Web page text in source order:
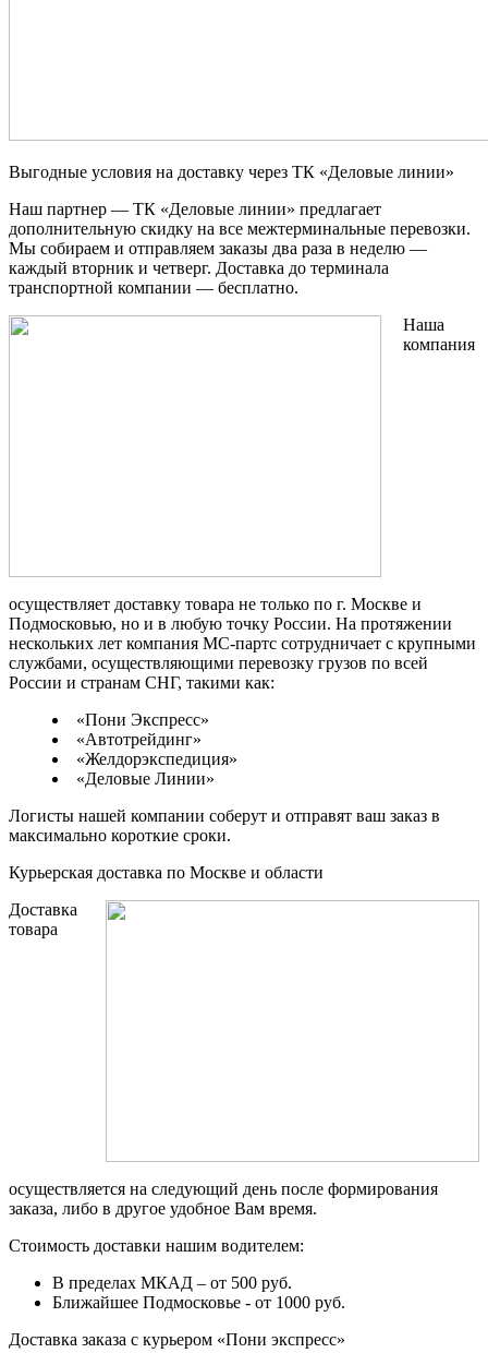
Выгодные условия на доставку через ТК «Деловые линии»
Наш партнер — ТК «Деловые линии» предлагает
дополнительную скидку на все межтерминальные перевозки.
Мы собираем и отправляем заказы два раза в неделю —
каждый вторник и четверг. Доставка до терминала
транспортной компании — бесплатно.
Наша
компания
осуществляет доставку товара не только по г. Москве и
Подмосковью, но и в любую точку России. На протяжении
нескольких лет компания МС-партс сотрудничает с крупными
службами, осуществляющими перевозку грузов по всей
России и странам СНГ, такими как:
«Пони Экспресс»
«Автотрейдинг»
«Желдорэкспедиция»
«Деловые Линии»
Логисты нашей компании соберут и отправят ваш заказ в
максимально короткие сроки.
Курьерская доставка по Москве и области
Доставка
товара
осуществляется на следующий день после формирования
заказа, либо в другое удобное Вам время.
Стоимость доставки нашим водителем:
В пределах МКАД – от 500 руб.
Ближайшее Подмосковье - от 1000 руб.
Доставка заказа с курьером «Пони экспресс»